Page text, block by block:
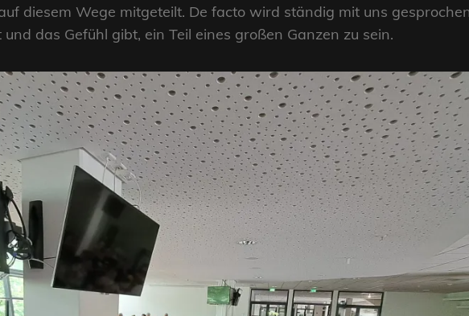
diesem Wege mitgeteilt. De facto wird ständig mit uns
das Gefühl gibt, ein Teil eines großen Ganzen zu sein.